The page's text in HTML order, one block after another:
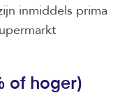
inmiddels prima
of hoger)